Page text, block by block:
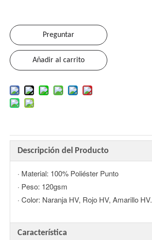
Preguntar
Añadir al carrito
Descripción del Producto
· Material: 100% Poliéster Punto
· Peso: 120gsm
· Color: Naranja HV, Rojo HV, Amarillo HV.
Característica